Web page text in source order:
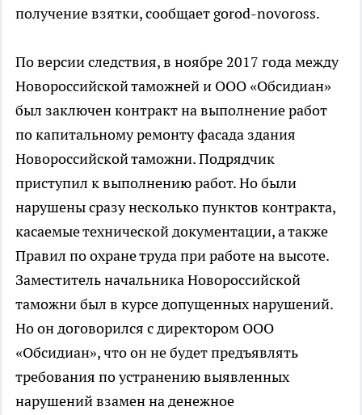
получение взятки, сообщает gorod-novoross.
По версии следствия, в ноябре 2017 года между
Новороссийской таможней и ООО «Обсидиан»
был заключен контракт на выполнение работ
по капитальному ремонту фасада здания
Новороссийской таможни. Подрядчик
приступил к выполнению работ. Но были
нарушены сразу несколько пунктов контракта,
касаемые технической документации, а также
Правил по охране труда при работе на высоте.
Заместитель начальника Новороссийской
таможни был в курсе допущенных нарушений.
Но он договорился с директором ООО
«Обсидиан», что он не будет предъявлять
требования по устранению выявленных
нарушений взамен на денежное